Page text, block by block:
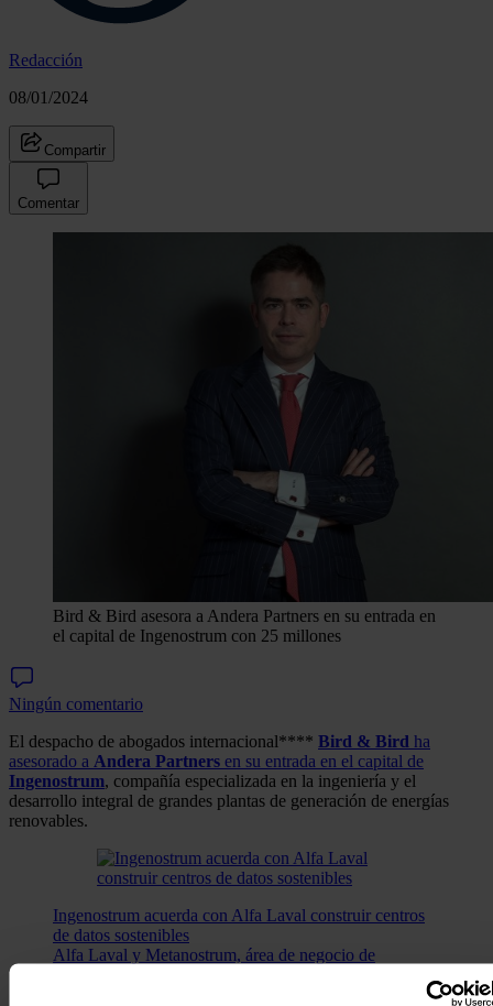
Redacción
08/01/2024
Compartir
Comentar
Bird & Bird asesora a Andera Partners en su entrada en
el capital de Ingenostrum con 25 millones
Ningún comentario
El despacho de abogados internacional**** Bird & Bird ha
asesorado a Andera Partners en su entrada en el capital de
Ingenostrum, compañía especializada en la ingeniería y el
desarrollo integral de grandes plantas de generación de energías
renovables.
Ingenostrum acuerda con Alfa Laval construir centros
de datos sostenibles
Alfa Laval y Metanostrum, área de negocio de